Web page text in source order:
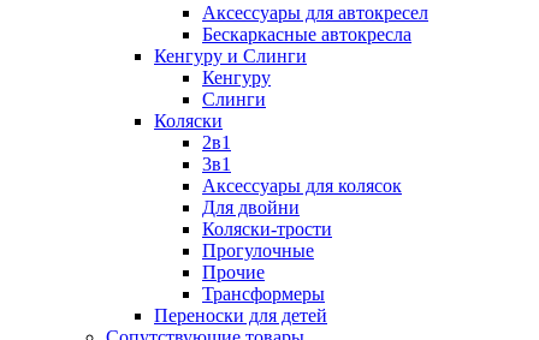
Аксессуары для автокресел
Бескаркасные автокресла
Кенгуру и Слинги
Кенгуру
Слинги
Коляски
2в1
3в1
Аксессуары для колясок
Для двойни
Коляски-трости
Прогулочные
Прочие
Трансформеры
Переноски для детей